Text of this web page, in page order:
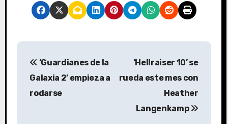
N
‘Guardianes de la
Galaxia 2’ empieza a
rodarse
‘Hellraiser 10’ se
rueda este mes con
Heather
Langenkamp